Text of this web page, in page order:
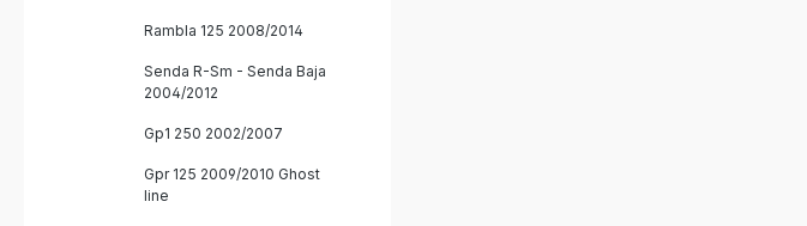
Rambla 125 2008/2014
Senda R-Sm - Senda Baja
2004/2012
Gp1 250 2002/2007
Gpr 125 2009/2010 Ghost
line